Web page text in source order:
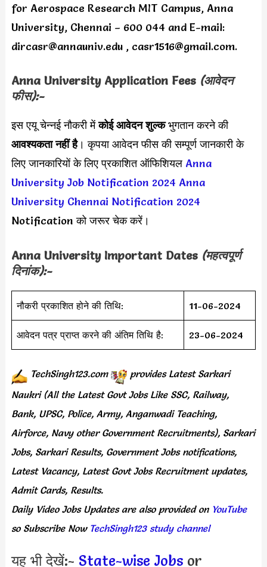
for Aerospace Research MIT Campus, Anna
University, Chennai – 600 044 and E-mail:
dircasr@annauniv.edu, casr1516@gmail.com.
Anna University Application Fees (आवेदन
फीस):-
इस एयू चेन्नई नौकरी मेंकोई आवेदन शुल्कभुगतान करने की
आवश्यकता नहीं है। कृपया आवेदन फीस की सम्पूर्ण जानकारी के
लिए जानकारियों के लिए प्रकाशित ऑफिशियल Anna
University Job Notification 2024 Anna
University Chennai Notification 2024
Notification को जरूर चेक करें।
Anna University Important Dates (महत्वपूर्ण
दिनांक):-
नौकरी प्रकाशित होने की तिथि: 11-06-2024
आवेदन पत्र प्राप्त करने की अंतिम तिथि है: 23-06-2024
TechSingh123.com provides Latest Sarkari
Naukri (All the Latest Govt Jobs Like SSC, Railway,
Bank, UPSC, Police, Army, Anganwadi Teaching,
Airforce, Navy other Government Recruitments), Sarkari
Jobs, Sarkari Results, Government Jobs notifications,
Latest Vacancy, Latest Govt Jobs Recruitment updates,
Admit Cards, Results.
Daily Video Jobs Updates are also provided onYouTube
so Subscribe Now TechSingh123 study channel
यह भी देखें:- State-wise Jobs or